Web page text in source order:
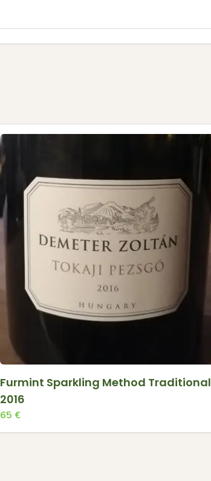
Furmint Sparkling Method Traditional
2016
65 €